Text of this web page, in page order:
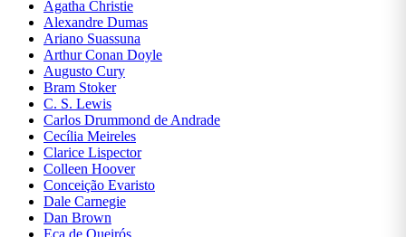
Agatha Christie
Alexandre Dumas
Ariano Suassuna
Arthur Conan Doyle
Augusto Cury
Bram Stoker
C. S. Lewis
Carlos Drummond de Andrade
Cecília Meireles
Clarice Lispector
Colleen Hoover
Conceição Evaristo
Dale Carnegie
Dan Brown
Eça de Queirós
Cervantes
Esoterismo
Esportes
E Lazer
Ficção
Ficção,
Agatha
Christie
Ficção,